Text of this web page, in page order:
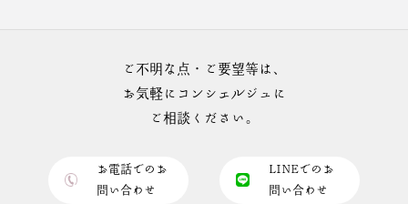
ご不明な点・ご要望等は、
お気軽にコンシェルジュに
ご相談ください。
お電話でのお
問い合わせ
LINEでのお
問い合わせ